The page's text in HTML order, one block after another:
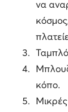
να
κόπο.